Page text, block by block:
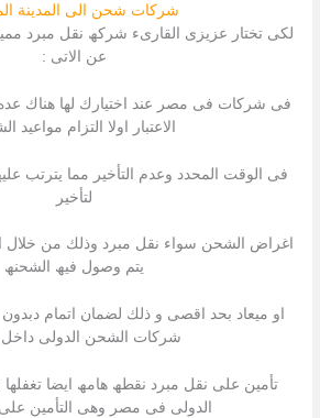
شركات شحن الى المدينة
لكى تختار عزیزى القارىء شركھ نقل مبرد
عن الاتى :
فى شركات فى مصر عند اختیارك لھا ھناك
الاعتبار اولا التزام مواعید
فى الوقت المحدد وعدم التأخیر مما یترتب
لتأخیر
اغراض الشحن سواء نقل مبرد وذلك من خلال
یتم وصول فیھ الشحنھ
او میعاد بحد اقصى و ذلك لضمان اتمام
شركات الشحن الدولى
تأمین على نقل مبرد نقطھ ھامھ ایضا
الدولى فى مصر وھى التأمین